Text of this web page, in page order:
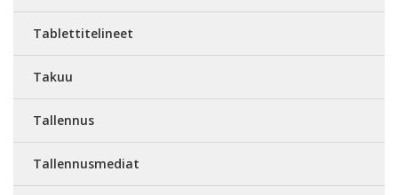
Tablettitelineet
Takuu
Tallennus
Tallennusmediat